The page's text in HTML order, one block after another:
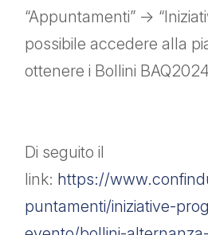
“Appuntamenti” ->
possibile accedere alla
ottenere i Bollini
Di seguito il
link: https://
puntamenti/iniziative-